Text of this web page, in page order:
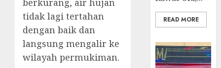
berkurang, air hujan
tidak lagi tertahan
dengan baik dan
langsung mengalir ke
wilayah permukiman.
READ MORE